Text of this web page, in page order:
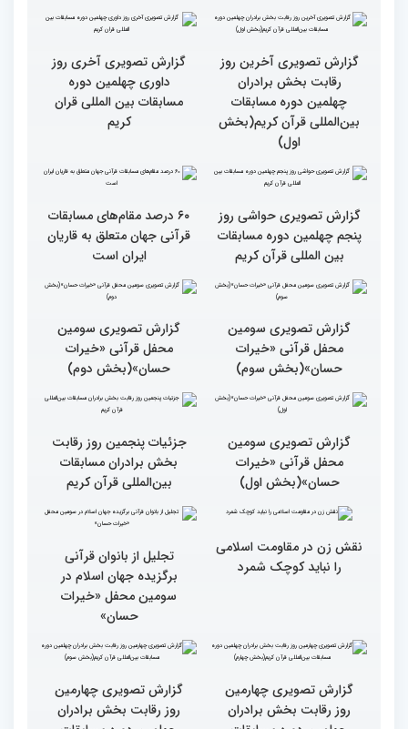
تجلیل از پنج بانوی فعال
قرآنی جهان اسلام در
همایش «خیرات حسان»
مسابقات قرآن، ترویج گر
فرهنگ زندگی قرآنی است
گزارش تصویری آخرین روز
رقابت بخش برادران
چهلمین دوره مسابقات
بین‌المللی قرآن کریم(بخش
اول)
داوری چهلمین دوره
مسابقات بین المللی قران
کریم
گزارش تصویری حواشی روز
پنجم چهلمین دوره مسابقات
بین المللی قرآن کریم
۶۰ درصد مقام‌های مسابقات
قرآنی جهان متعلق به قاریان
ایران است
گزارش تصویری سومین
محفل قرآنی «خیرات
حسان»(بخش سوم)
گزارش تصویری سومین
محفل قرآنی «خیرات
حسان»(بخش دوم)
حسان»(بخش اول)
جزئیات پنجمین روز رقابت
بخش برادران مسابقات
بین‌المللی قرآن کریم
نقش زن در مقاومت اسلامی
را نباید کوچک شمرد
تجلیل از بانوان قرآنی